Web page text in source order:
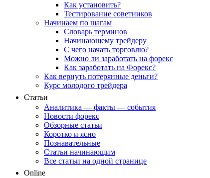
Как установить?
Тестирование советников
Начинаем по шагам
Словарь терминов
Начинающему трейдеру
С чего начать торговлю?
Можно ли заработать на форекс
Как заработать на Форекс?
Как вернуть потерянные деньги?
Курс молодого трейдера
Статьи
Аналитика — факты — события
Новости форекс
Обзорные статьи
Коротко и ясно
Познавательные
Статьи начинающим
Все статьи на одной странице
Online